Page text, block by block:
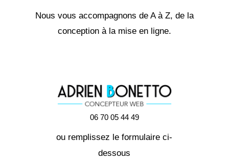
Nous vous accompagnons de A à Z, de la
conception à la mise en ligne.
06 70 05 44 49
ou remplissez le formulaire ci-
dessous